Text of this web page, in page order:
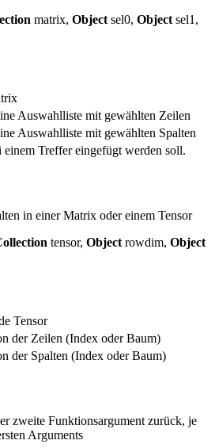
matrix, Object sel0, Object sel1,
Auswahlliste mit gewählten Zeilen
Auswahlliste mit gewählten Spalten
einem Treffer eingefügt werden soll.
in einer Matrix oder einem Tensor
tensor, Object rowdim, Object
Tensor
der Zeilen (Index oder Baum)
der Spalten (Index oder Baum)
zweite Funktionsargument zurück, je
Arguments